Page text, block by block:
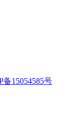
15054585号